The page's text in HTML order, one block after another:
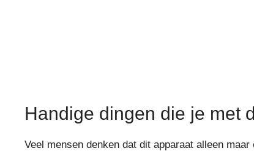
Handige dingen die je met
Veel mensen denken dat dit apparaat alleen